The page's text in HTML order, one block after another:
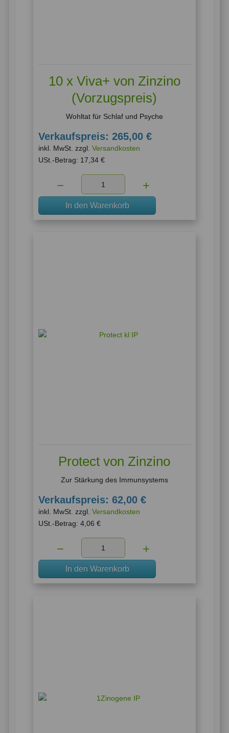
10 x Viva+ von Zinzino
(Vorzugspreis)
Wohltat für Schlaf und Psyche
Verkaufspreis:265,00 €
inkl. MwSt. zzgl.Versandkosten
USt.-Betrag: 17,34 €
In den Warenkorb
Protect von Zinzino
Zur Stärkung des Immunsystems
Verkaufspreis:62,00 €
inkl. MwSt. zzgl.Versandkosten
USt.-Betrag:4,06 €
In den Warenkorb